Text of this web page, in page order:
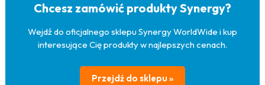
Chcesz zamówić produkty Synergy?
Wejdź do oficjalnego sklepu Synergy WorldWide i kup
interesujące Cię produkty w najlepszych cenach.
Przejdź do sklepu »